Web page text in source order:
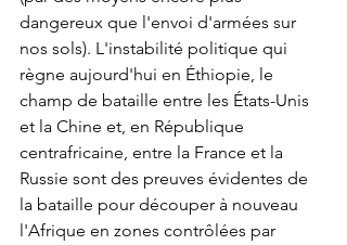
dangereux que l'envoi d'armées sur
nos sols). L'instabilité politique qui
règne aujourd'hui en Éthiopie, le
champ de bataille entre les États-Unis
et la Chine et, en République
centrafricaine, entre la France et la
Russie sont des preuves évidentes de
la bataille pour découper à nouveau
l'Afrique en zones contrôlées par